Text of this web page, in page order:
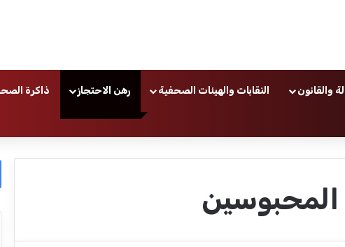
والقانون النقابات والهيئات الصحفية رهن الاحتجاز ذاكرة
المحبوسين